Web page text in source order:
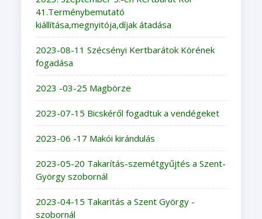
41.Terménybemutató
kiállítása,megnyitója,díjak átadása
2023-08-11 Szécsényi Kertbarátok Körének
fogadása
2023 -03-25 Magbörze
2023-07-15 Bicskéről fogadtuk a vendégeket
2023-06 -17 Makói kirándulás
2023-05-20 Takarítás-szemétgyűjtés a Szent-
György szobornál
2023-04-15 Takaritás a Szent György -
szobornál